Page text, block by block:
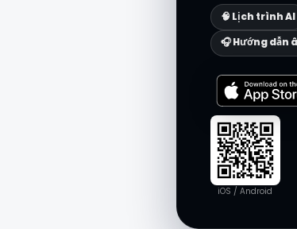
🧠 Lịch trình AI
🎧 Hướng dẫn
iOS / Android